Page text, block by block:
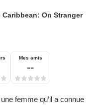
Caribbean: On Stranger
Mes amis
--
femme qu’il a connue